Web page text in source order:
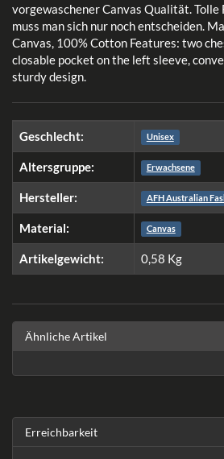
vorgewaschener Canvas Qualität. Tolle
muss man sich nur noch entscheiden.
Canvas, 100% Cotton Features: two
closable pocket on the left sleeve,
sturdy design.
Geschlecht: Unisex
Altersgruppe: Erwachsene
Hersteller: AFH Australian
Material: Canvas
Artikelgewicht: 0,58 Kg
Ähnliche Artikel
Erreichbarkeit